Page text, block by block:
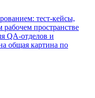
тест-кейсы,
пространстве
QA-отделов и
общая картина по